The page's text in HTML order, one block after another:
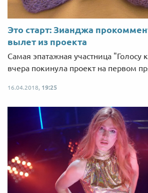
Это старт: Зианджа
вылет из проекта
Самая эпатажная участница "Голосу
вчера покинула проект на первом
16.04.2018, 19:25